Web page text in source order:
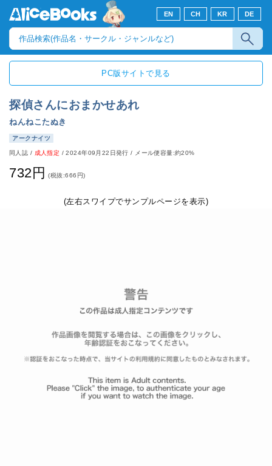
EN CH KR DE
PC版サイトで見る
探偵さんにおまかせあれ
ねんねこたぬき
アークナイツ
同人誌 / 成人指定 /2024年09月22日発行 / メール便容量:約20%
732円 (税抜:666円)
(左右スワイプでサンプルページを表示)